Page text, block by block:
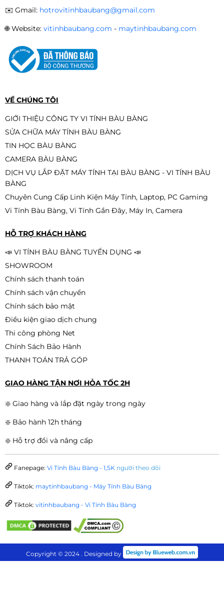
250.000đ 280.000đ
Dây cáp loa 3.5mm nối dài chính
hãng M-PARD
-28%
✉️ Gmail: hotrovitinhbaubang@gmail.com
🌐Website: vitinhbaubang.com - maytinhbaubang.com
VỀ CHÚNG TÔI
GIỚI THIỆU CÔNG TY VI TÍNH BÀU BÀNG
SỬA CHỮA MÁY TÍNH BÀU BÀNG
TIN HỌC BÀU BÀNG
CAMERA BÀU BÀNG
DỊCH VỤ LẮP ĐẶT MÁY TÍNH TẠI BÀU BÀNG - VI TÍNH BÀU
BÀNG
Chuyên Cung Cấp Linh Kiện Máy Tính, Laptop, PC Gaming
Vi Tính Bàu Bàng, Vi Tính Gần Đây, Máy In, Camera
HỖ TRỢ KHÁCH HÀNG
📣 VI TÍNH BÀU BÀNG TUYỂN DỤNG 📣
SHOWROOM
Chính sách thanh toán
Chính sách vận chuyển
Chính sách bảo mật
Điều kiện giao dịch chung
Thi công phòng Net
Chính Sách Bảo Hành
THANH TOÁN TRẢ GÓP
GIAO HÀNG TẬN NƠI HỎA TỐC 2H
❇️ Giao hàng và lắp đặt ngày trong ngày
❇️ Bảo hành 12h tháng
❇️ Hỗ trợ đổi và nâng cấp
Fanepage: Vi Tính Bàu Bàng - 1,5K người theo dõi
Tiktok: maytinhbaubang - Máy Tính Bàu Bàng
Tiktok: vitinhbaubang - Vi Tính Bàu Bàng
Copyright © 2024 . Designed by